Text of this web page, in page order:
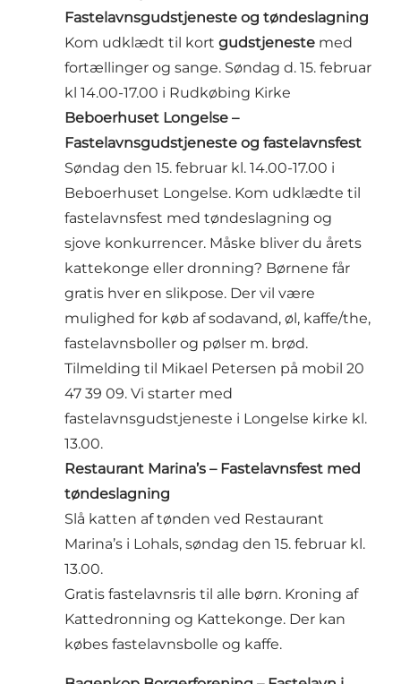
Fastelavnsgudstjeneste og tøndeslagning
Kom udklædt til kort gudstjeneste med
fortællinger og sange. Søndag d. 15. februar
kl 14.00-17.00 i Rudkøbing Kirke
Beboerhuset Longelse –
Fastelavnsgudstjeneste og fastelavnsfest
Søndag den 15. februar kl. 14.00-17.00 i
Beboerhuset Longelse. Kom udklædte til
fastelavnsfest med tøndeslagning og
sjove konkurrencer. Måske bliver du årets
kattekonge eller dronning? Børnene får
gratis hver en slikpose. Der vil være
mulighed for køb af sodavand, øl, kaffe/the,
fastelavnsboller og pølser m. brød.
Tilmelding til Mikael Petersen på mobil 20
47 39 09. Vi starter med
fastelavnsgudstjeneste i Longelse kirke kl.
13.00.
Restaurant Marina’s – Fastelavnsfest med
tøndeslagning
Slå katten af tønden ved Restaurant
Marina’s i Lohals, søndag den 15. februar kl.
13.00.
Gratis fastelavnsris til alle børn. Kroning af
Kattedronning og Kattekonge. Der kan
købes fastelavnsbolle og kaffe.